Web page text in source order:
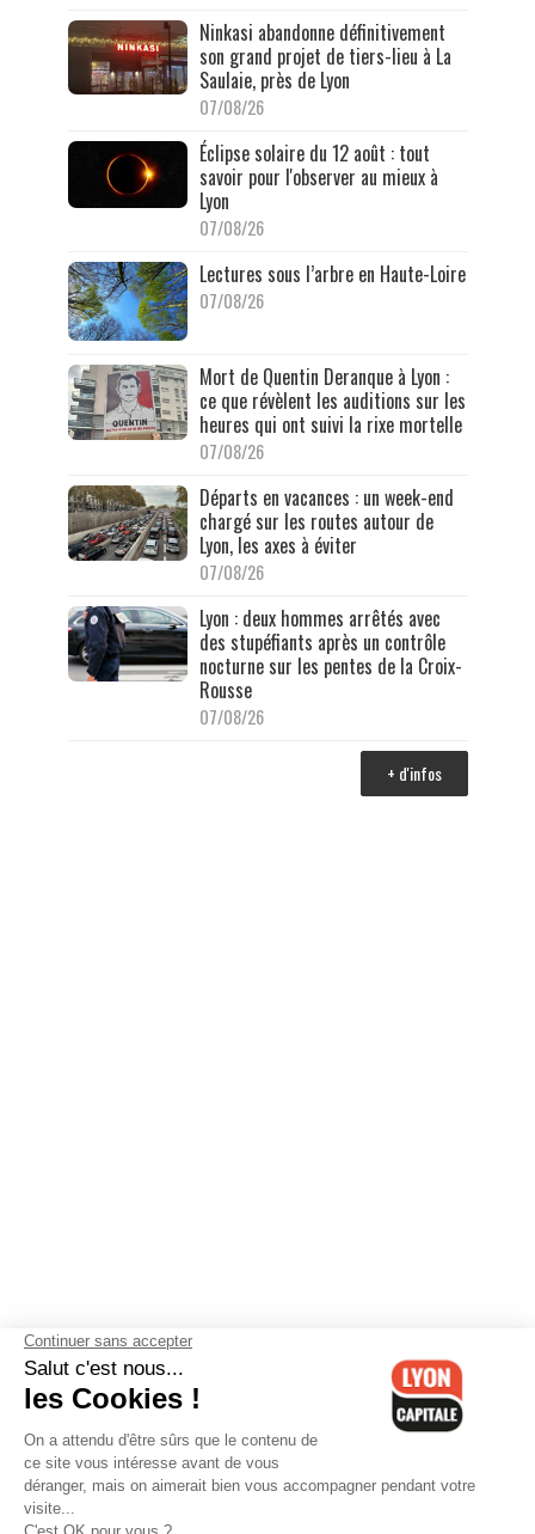
Ninkasi abandonne définitivement
son grand projet de tiers-lieu à La
Saulaie, près de Lyon
07/08/26
Éclipse solaire du 12 août : tout
savoir pour l'observer au mieux à
Lyon
07/08/26
Lectures sous l’arbre en Haute-Loire
07/08/26
Mort de Quentin Deranque à Lyon :
ce que révèlent les auditions sur les
heures qui ont suivi la rixe mortelle
07/08/26
Départs en vacances : un week-end
chargé sur les routes autour de
Lyon, les axes à éviter
07/08/26
Lyon : deux hommes arrêtés avec
des stupéfiants après un contrôle
nocturne sur les pentes de la Croix-
Rousse
07/08/26
+ d'infos